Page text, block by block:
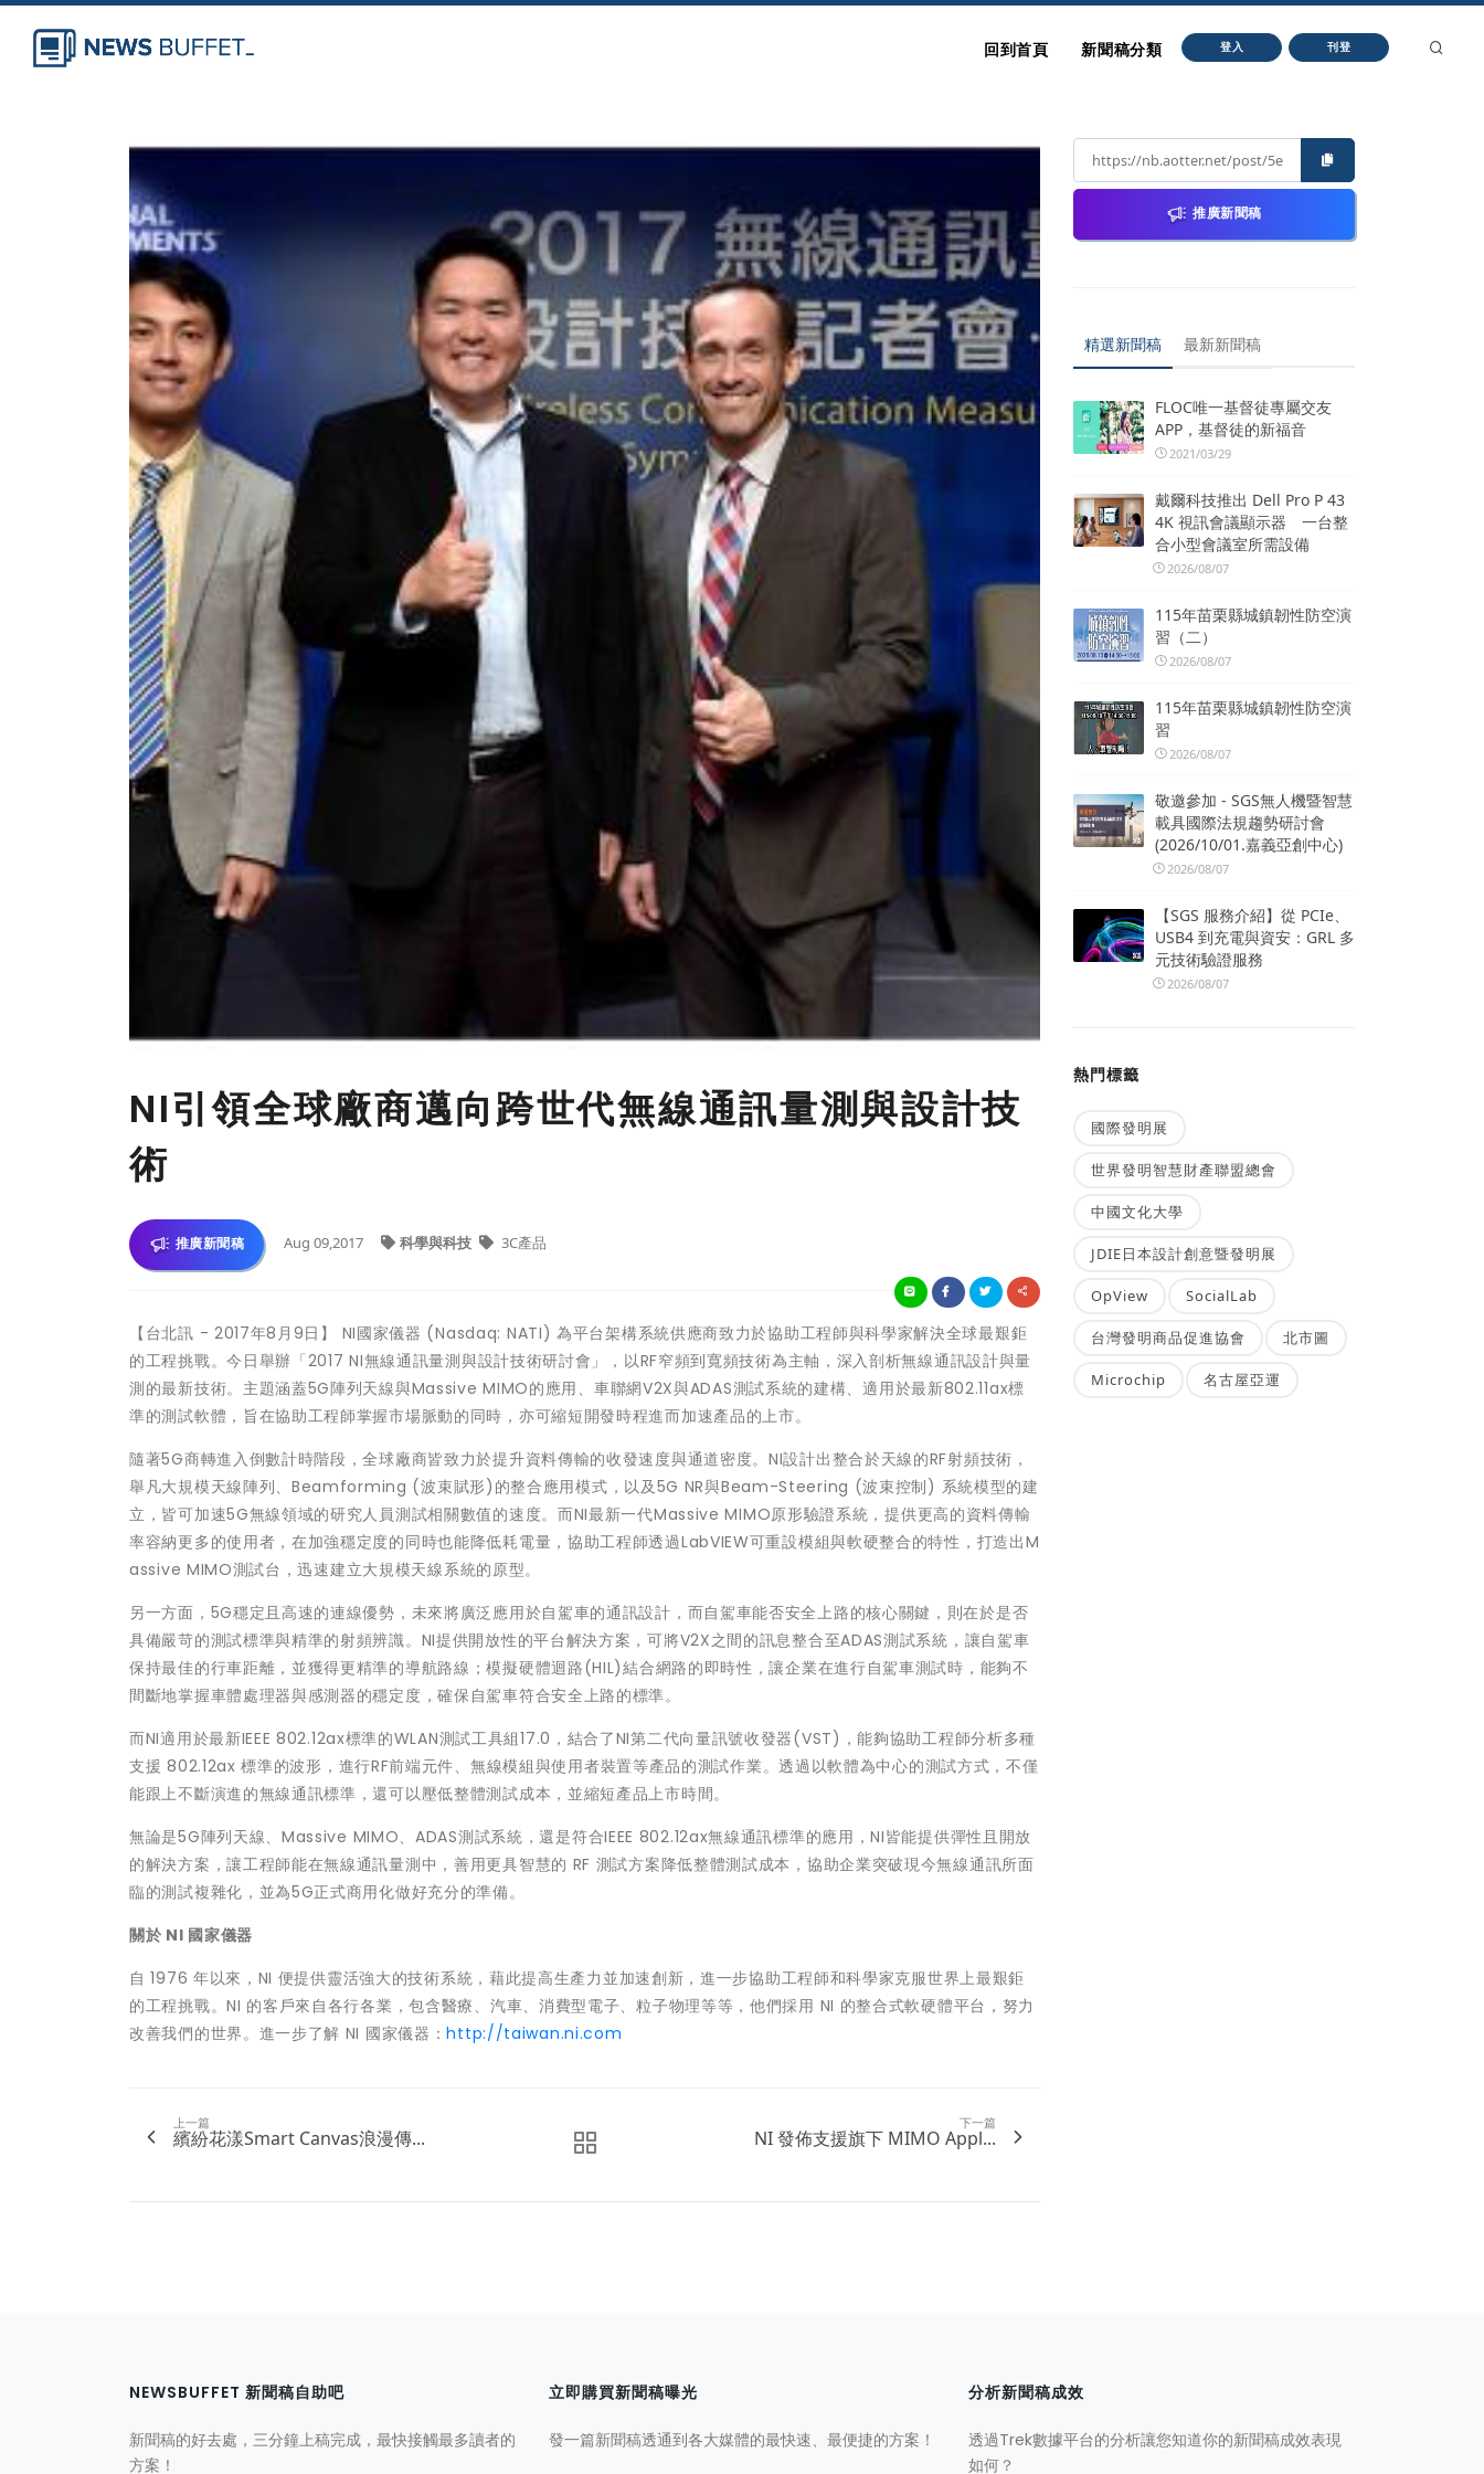
回到首頁 新聞稿分類 登入 刊登
NI引領全球廠商邁向跨世代無線通訊量測與設計技
術
推廣新聞稿 Aug 09,2017 科學與科技 3C產品
【台北訊 - 2017年8月9日】 NI國家儀器 (Nasdaq: NATI) 為平台架構系統供應商致力於協助工程師與科學家解決全球最艱鉅
的工程挑戰。今日舉辦「2017 NI無線通訊量測與設計技術研討會」，以RF窄頻到寬頻技術為主軸，深入剖析無線通訊設計與量
測的最新技術。主題涵蓋5G陣列天線與Massive MIMO的應用、車聯網V2X與ADAS測試系統的建構、適用於最新802.11ax標
準的測試軟體，旨在協助工程師掌握市場脈動的同時，亦可縮短開發時程進而加速產品的上市。
隨著5G商轉進入倒數計時階段，全球廠商皆致力於提升資料傳輸的收發速度與通道密度。NI設計出整合於天線的RF射頻技術，
舉凡大規模天線陣列、Beamforming (波束賦形)的整合應用模式，以及5G NR與Beam-Steering (波束控制) 系統模型的建
立，皆可加速5G無線領域的研究人員測試相關數值的速度。而NI最新一代Massive MIMO原形驗證系統，提供更高的資料傳輸
率容納更多的使用者，在加強穩定度的同時也能降低耗電量，協助工程師透過LabVIEW可重設模組與軟硬整合的特性，打造出M
assive MIMO測試台，迅速建立大規模天線系統的原型。
另一方面，5G穩定且高速的連線優勢，未來將廣泛應用於自駕車的通訊設計，而自駕車能否安全上路的核心關鍵，則在於是否
具備嚴苛的測試標準與精準的射頻辨識。NI提供開放性的平台解決方案，可將V2X之間的訊息整合至ADAS測試系統，讓自駕車
保持最佳的行車距離，並獲得更精準的導航路線；模擬硬體迴路(HIL)結合網路的即時性，讓企業在進行自駕車測試時，能夠不
間斷地掌握車體處理器與感測器的穩定度，確保自駕車符合安全上路的標準。
而NI適用於最新IEEE 802.12ax標準的WLAN測試工具組17.0，結合了NI第二代向量訊號收發器(VST)，能夠協助工程師分析多種
支援 802.12ax 標準的波形，進行RF前端元件、無線模組與使用者裝置等產品的測試作業。透過以軟體為中心的測試方式，不僅
能跟上不斷演進的無線通訊標準，還可以壓低整體測試成本，並縮短產品上市時間。
無論是5G陣列天線、Massive MIMO、ADAS測試系統，還是符合IEEE 802.12ax無線通訊標準的應用，NI皆能提供彈性且開放
的解決方案，讓工程師能在無線通訊量測中，善用更具智慧的 RF 測試方案降低整體測試成本，協助企業突破現今無線通訊所面
臨的測試複雜化，並為5G正式商用化做好充分的準備。
關於 NI 國家儀器
自 1976 年以來，NI 便提供靈活強大的技術系統，藉此提高生產力並加速創新，進一步協助工程師和科學家克服世界上最艱鉅
的工程挑戰。NI 的客戶來自各行各業，包含醫療、汽車、消費型電子、粒子物理等等，他們採用 NI 的整合式軟硬體平台，努力
改善我們的世界。進一步了解 NI 國家儀器：http://taiwan.ni.com
上一篇
繽紛花漾Smart Canvas浪漫傳...
下一篇
NI 發佈支援旗下 MIMO Appl...
推廣新聞稿
精選新聞稿 最新新聞稿
FLOC唯一基督徒專屬交友
APP，基督徒的新福音
2021/03/29
戴爾科技推出 Dell Pro P 43
4K 視訊會議顯示器 一台整
合小型會議室所需設備
2026/08/07
115年苗栗縣城鎮韌性防空演
習（二）
2026/08/07
115年苗栗縣城鎮韌性防空演
習
2026/08/07
敬邀參加 - SGS無人機暨智慧
載具國際法規趨勢研討會
(2026/10/01.嘉義亞創中心)
2026/08/07
【SGS 服務介紹】從 PCIe、
USB4 到充電與資安：GRL 多
元技術驗證服務
2026/08/07
熱門標籤
國際發明展
世界發明智慧財產聯盟總會
中國文化大學
JDIE日本設計創意暨發明展
OpView SocialLab
台灣發明商品促進協會 北市圖
Microchip 名古屋亞運
NEWSBUFFET 新聞稿自助吧
新聞稿的好去處，三分鐘上稿完成，最快接觸最多讀者的
方案！
立即購買新聞稿曝光
發一篇新聞稿透通到各大媒體的最快速、最便捷的方案！
分析新聞稿成效
透過Trek數據平台的分析讓您知道你的新聞稿成效表現
如何？